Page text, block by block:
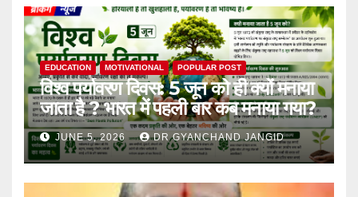
EDUCATION MOTIVATIONAL POPULAR POST
विश्व पर्यावरण दिवस: 5 जून को ही क्यों मनाया
जाता है ? भारत में पहली बार कब मनाया गया?
JUNE 5, 2026 DR GYANCHAND JANGID